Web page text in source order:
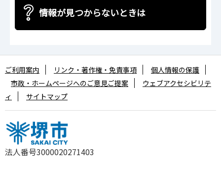
情報が見つからないときは
法人番号3000020271403
ご利用案内 リンク・著作権・免責事項
個人情報の保護
市政・ホームページへのご意見ご提案
ウェブアクセシビリテ
ィ
サイトマップ